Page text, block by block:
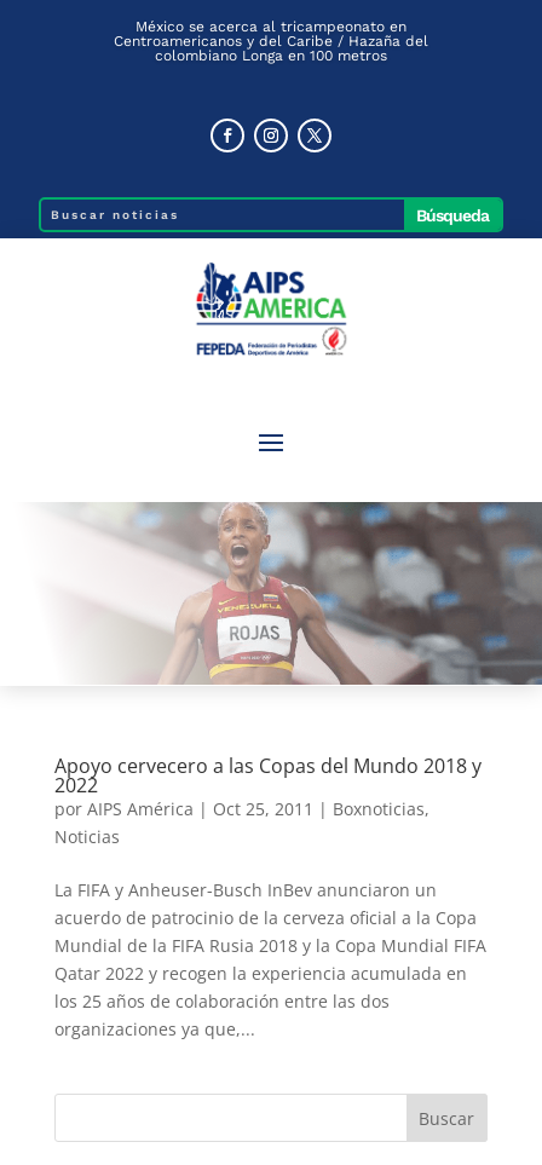
México se acerca al tricampeonato en
Centroamericanos y del Caribe / Hazaña del
colombiano Longa en 100 metros
Apoyo cervecero a las Copas del Mundo 2018 y
2022
por AIPS América | Oct 25, 2011 | Boxnoticias,
Noticias
La FIFA y Anheuser-Busch InBev anunciaron un
acuerdo de patrocinio de la cerveza oficial a la Copa
Mundial de la FIFA Rusia 2018 y la Copa Mundial FIFA
Qatar 2022 y recogen la experiencia acumulada en
los 25 años de colaboración entre las dos
organizaciones ya que,...
Buscar